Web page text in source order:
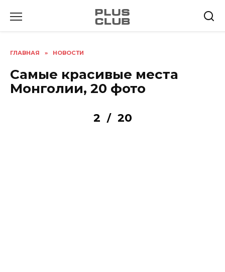
ГЛАВНАЯ » НОВОСТИ
Самые красивые места
Монголии, 20 фото
2 / 20